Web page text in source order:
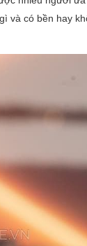
và có bền hay